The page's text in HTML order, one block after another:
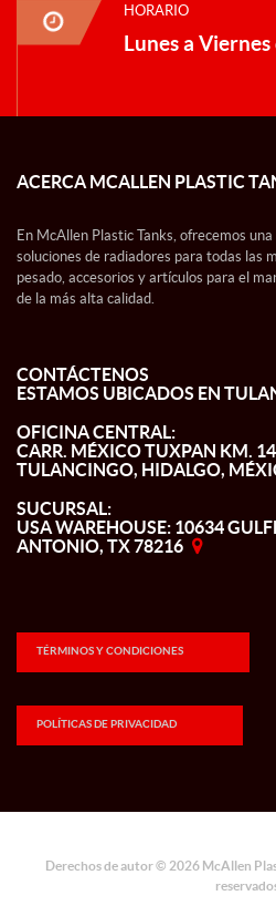
HORARIO
Lunes a
ACERCA MCALLEN PLASTIC
En McAllen Plastic Tanks, ofrecemos
soluciones de radiadores para todas las
pesado, accesorios y artículos para el
de la más alta calidad.
CONTÁCTENOS
ESTAMOS UBICADOS EN
OFICINA CENTRAL:
CARR. MÉXICO TUXPAN KM.
TULANCINGO, HIDALGO,
SUCURSAL:
USA WAREHOUSE: 10634
ANTONIO, TX 78216
TÉRMINOS Y CONDICIONES
POLÍTICAS DE PRIVACIDAD
Derechos de autor © 2026 McAllen